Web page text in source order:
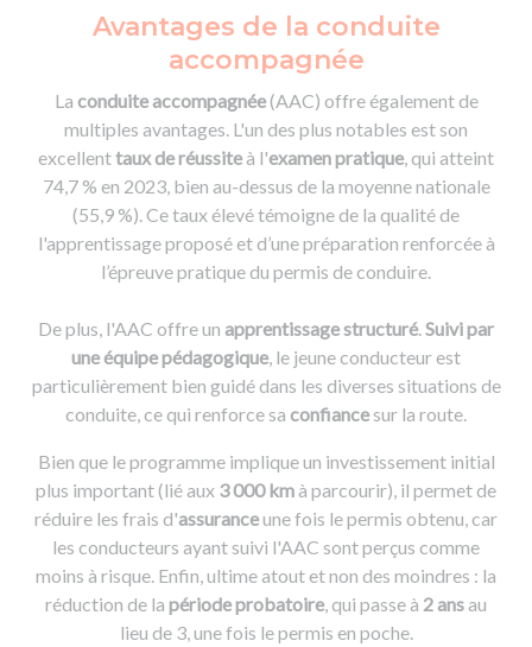
Avantages de la conduite
accompagnée
La conduite accompagnée(AAC) offre également de
multiples avantages. L'un des plus notables est son
excellenttaux de réussiteà l'examen pratique, qui atteint
74,7 % en 2023, bien au-dessus de la moyenne nationale
(55,9 %). Ce taux élevé témoigne de la qualité de
l'apprentissage proposé et d’une préparation renforcée à
l’épreuve pratique du permis de conduire.
De plus, l'AAC offre un apprentissage structuré.Suivi par
une équipe pédagogique, le jeune conducteur est
particulièrement bien guidé dans les diverses situations de
conduite, ce qui renforce sa confiance sur la route.
Bien que le programme implique un investissement initial
plus important (lié aux 3 000 kmà parcourir), il permet de
réduire les frais d'assuranceune fois le permis obtenu, car
les conducteurs ayant suivi l'AAC sont perçus comme
moins à risque. Enfin, ultime atout et non des moindres : la
réduction de la période probatoire, qui passe à 2 ansau
lieu de 3, une fois le permis en poche.